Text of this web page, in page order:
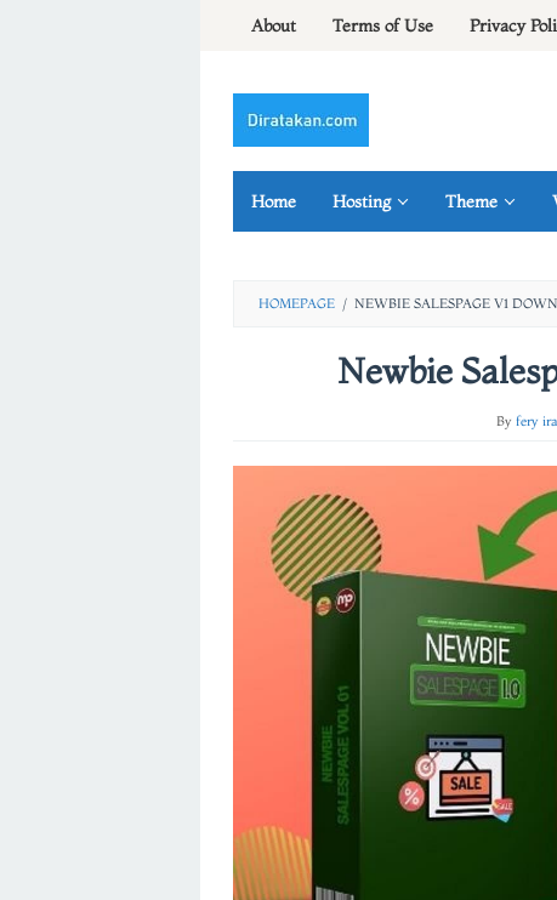
About Terms of Use Privacy
Home Hosting Theme
HOMEPAGE / NEWBIE SALESPAGE V1
Newbie
By fery